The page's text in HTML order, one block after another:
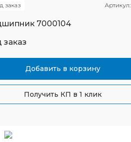
заказ Артикул:
7000104
заказ
Добавить в корзину
Получить КП в 1 клик